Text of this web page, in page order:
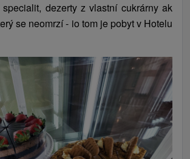
specialit, dezerty z vlastní cukrárny ak
se neomrzí - io tom je pobyt v Hotelu